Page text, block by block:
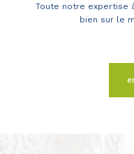
Toute notre expertise
bien sur le